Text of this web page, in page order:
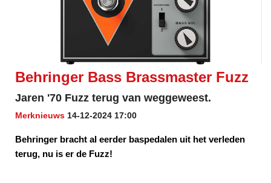
Behringer Bass Brassmaster Fuzz
Jaren '70 Fuzz terug van weggeweest.
Merknieuws 14-12-2024 17:00
Behringer bracht al eerder baspedalen uit het verleden
terug, nu is er de Fuzz!